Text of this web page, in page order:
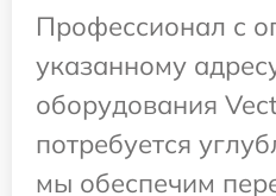
Профессионал с
указанному
оборудования
потребуется
мы обеспечим